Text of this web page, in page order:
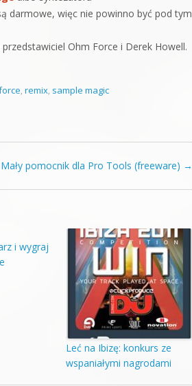
darmowe, więc nie powinno być pod tym
Ohm Force i Derek Howell.
, remix, sample magic
Mały pomocnik dla Pro Tools (freeware) →
i wygraj
Leć na Ibizę: konkurs ze
wspaniałymi nagrodami